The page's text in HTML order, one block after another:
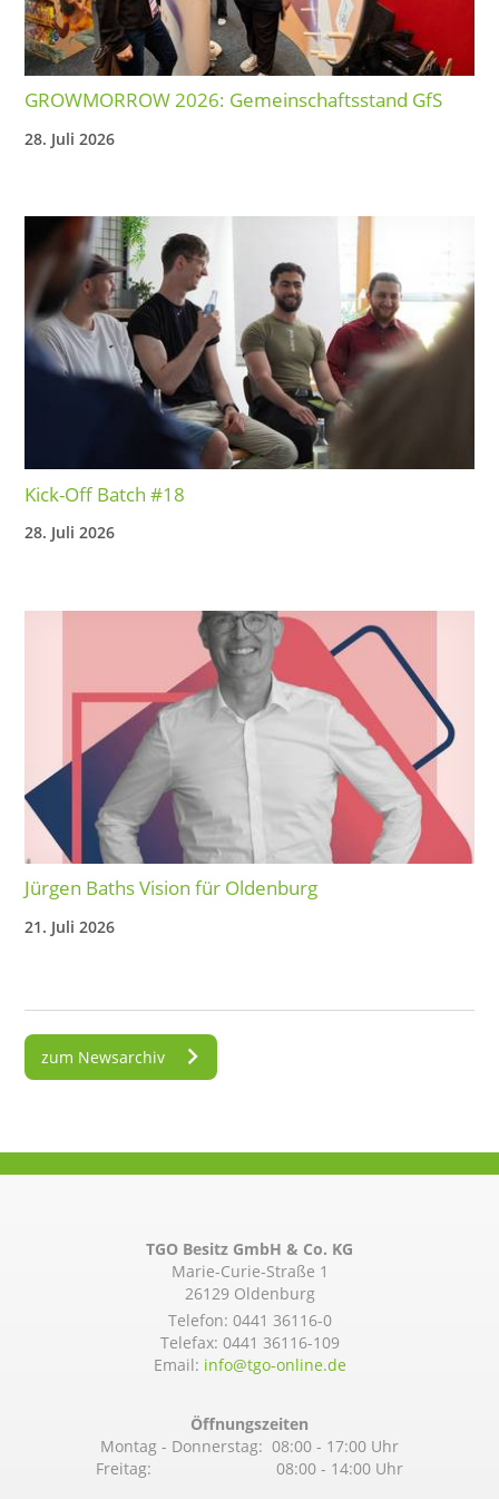
GROWMORROW 2026: Gemeinschaftsstand GfS
28. Juli 2026
Kick-Off Batch #18
28. Juli 2026
Jürgen Baths Vision für Oldenburg
21. Juli 2026
zum Newsarchiv
TGO Besitz GmbH & Co. KG
Marie-Curie-Straße 1
26129 Oldenburg
Telefon: 0441 36116-0
Telefax: 0441 36116-109
Email: info@­tgo-online.de
Öffnungszeiten
Montag - Donnerstag: 08:00 - 17:00 Uhr
Freitag: 08:00 - 14:00 Uhr